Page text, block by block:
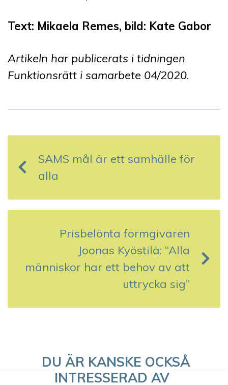
Text: Mikaela Remes, bild: Kate Gabor
Artikeln har publicerats i tidningen
Funktionsrätt i samarbete 04/2020.
n
g
SAMS mål är ett samhälle för
alla
Prisbelönta formgivaren
Joonas Kyöstilä: “Alla
människor har ett behov av att
uttrycka sig”
DU ÄR KANSKE OCKSÅ
INTRESSERAD AV